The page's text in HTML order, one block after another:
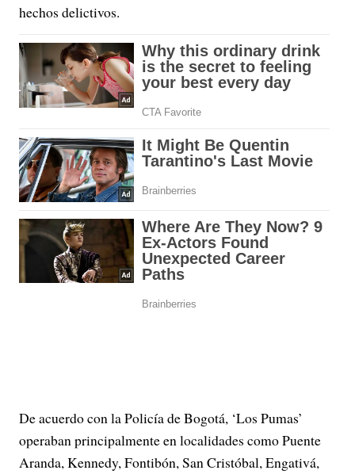
hechos delictivos.
De acuerdo con la Policía de Bogotá, ‘Los Pumas’
operaban principalmente en localidades como Puente
Aranda, Kennedy, Fontibón, San Cristóbal, Engativá,